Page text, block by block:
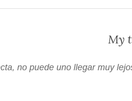
My
no puede uno llegar muy